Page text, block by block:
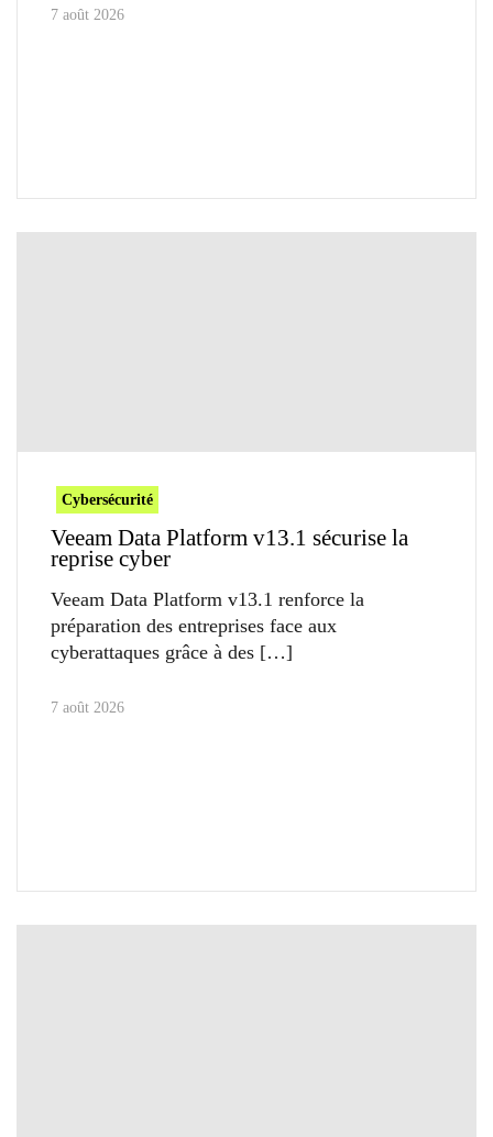
7 août 2026
Cybersécurité
Veeam Data Platform v13.1 sécurise la
reprise cyber
Veeam Data Platform v13.1 renforce la
préparation des entreprises face aux
cyberattaques grâce à des
7 août 2026